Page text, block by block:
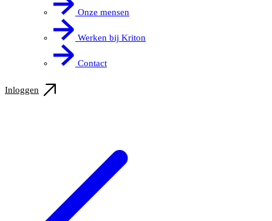
Onze mensen
Werken bij Kriton
Contact
Inloggen